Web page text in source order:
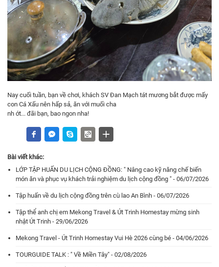
Nay cuối tuần, bạn về chơi, khách SV Đan Mạch tát mương bắt được mấy
con Cá Xấu nên hấp sả, ăn với muối cha
nh ớt... đãi bạn, bao ngon nha!
Bài viết khác:
LỚP TẬP HUẤN DU LỊCH CỘNG ĐỒNG: " Nâng cao kỹ năng chế biến
món ăn và phục vụ khách trải nghiệm du lịch cộng đồng " - 06/07/2026
Tập huấn về du lịch cộng đồng trên cù lao An Bình - 06/07/2026
Tập thể anh chị em Mekong Travel & Út Trinh Homestay mừng sinh
nhật Út Trinh - 29/06/2026
Mekong Travel - Út Trinh Homestay Vui Hè 2026 cùng bé - 04/06/2026
TOURGUIDE TALK : " Về Miền Tây" - 02/08/2026